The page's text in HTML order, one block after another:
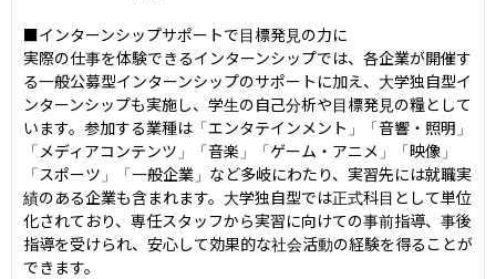
■インターンシップサポートで目標発見の力に
実際の仕事を体験できるインターンシップでは、各企業が開催す
る一般公募型インターンシップのサポートに加え、大学独自型イ
ンターンシップも実施し、学生の自己分析や目標発見の糧として
います。参加する業種は「エンタテインメント」「音響・照明」
「メディアコンテンツ」「音楽」「ゲーム・アニメ」「映像」
「スポーツ」「一般企業」など多岐にわたり、実習先には就職実
績のある企業も含まれます。大学独自型では正式科目として単位
化されており、専任スタッフから実習に向けての事前指導、事後
指導を受けられ、安心して効果的な社会活動の経験を得ることが
できます。